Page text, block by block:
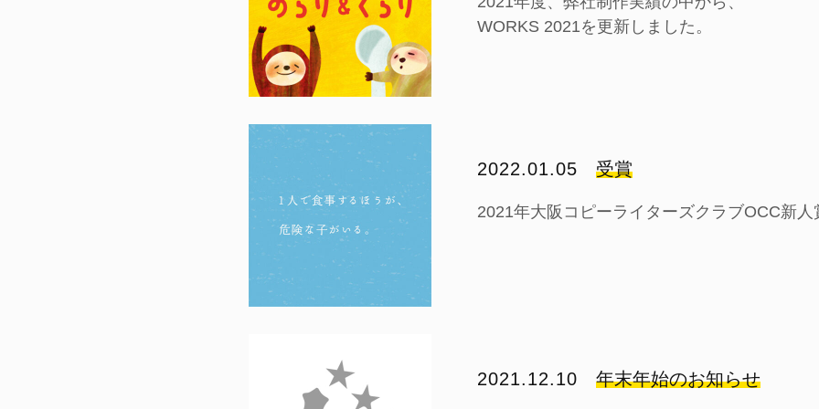
WORKS 2021を更新しました。
2022.01.05 受賞
2021年大阪コピーライターズクラブOCC新人
2021.12.10 年末年始のお知らせ